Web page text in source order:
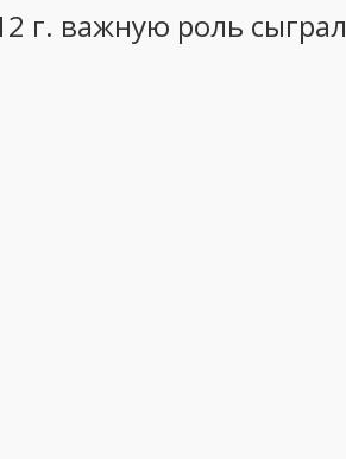
г. важную роль сыграл